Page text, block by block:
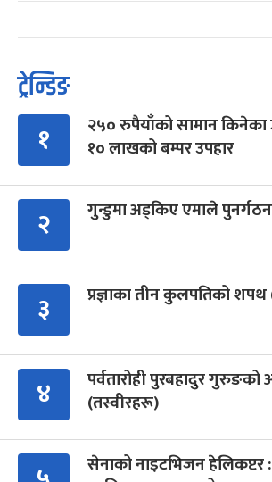
ट्रेन्डिङ
१
२५० रुपैयाँको सामान किनेका
१० लाखको बम्पर उपहार
२ गुन्डुमा अड्किए एमाले
३ प्रज्ञाका तीन कुलपतिको
४
पर्वतारोही पुरबहादुर गुरुङको
(तस्वीरहरू)
सेनाको नाइटभिजन